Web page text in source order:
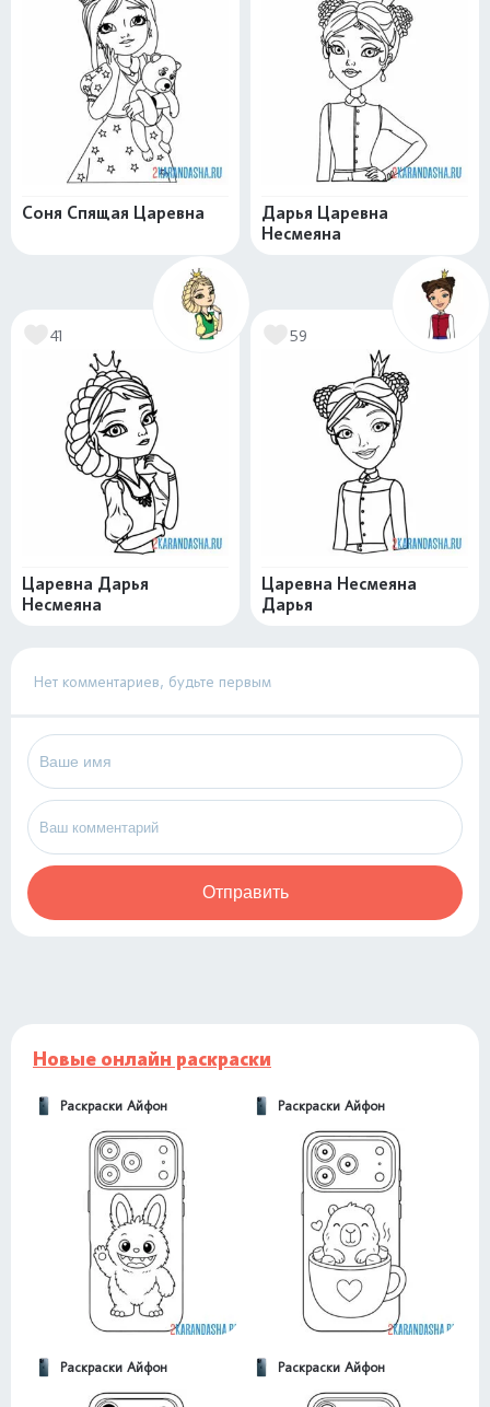
Соня Спящая Царевна
Дарья Царевна
Несмеяна
41
Царевна Дарья
Несмеяна
59
Царевна Несмеяна
Дарья
Нет комментариев, будьте первым
Отправить
Новые онлайн раскраски
Раскраски Айфон Раскраски Айфон
Раскраски Айфон Раскраски Айфон